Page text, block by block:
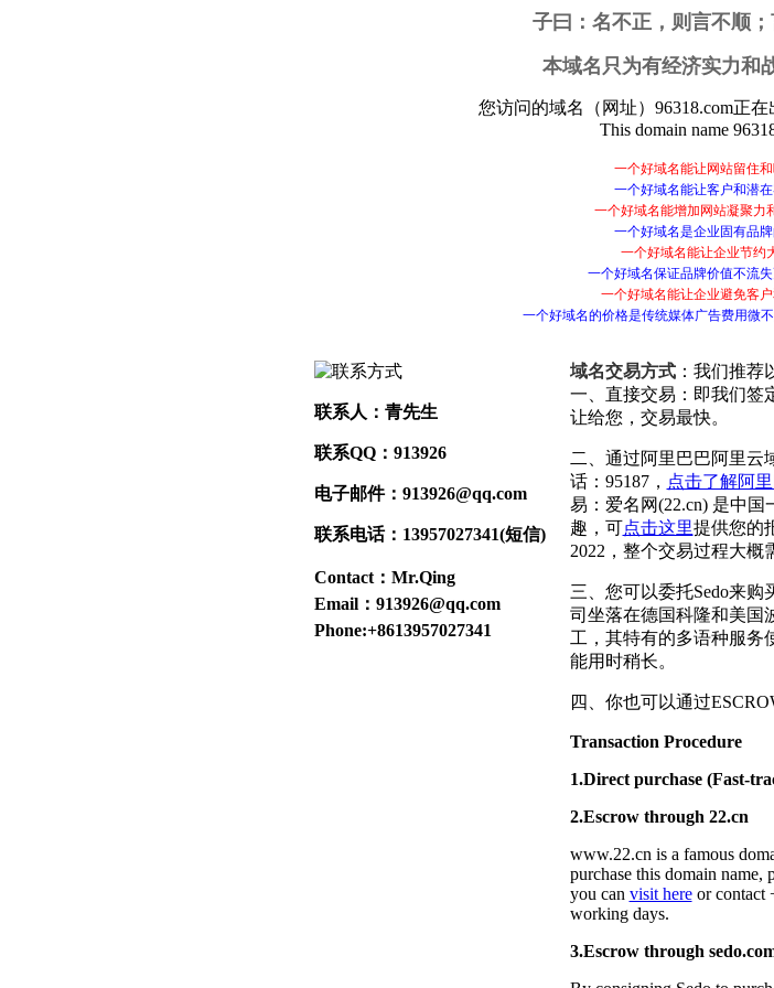
子曰： 名不正，则言不顺
本域名只为有经济实力和
您访问的域名（网址） 96318.com正在
This domain name
一个好域名能让网站留住和
一个好域名能让客户和潜在
一个好域名能增加网站凝聚力
一个好域名是企业固有品牌
一个好域名能让企业节约
一个好域名保证品牌价值不流
一个好域名能让企业避免客
一个好域名的价格是传统媒体广告费用微
联系人：青先生
联系QQ：913926
电子邮件：913926@qq.com
联系电话：13957027341(短信)
Contact：Mr.Qing
Email：913926@qq.com
Phone:+8613957027341
域名交易方式：我们推荐
一、直接交易：即我们签
让给您，交易最快。
二、通过阿里巴巴阿里云
话：95187， 点击了解阿
易：爱名网(22.cn) 是中
趣，可点击这里提供您的
2022，整个交易过程大概
三、您可以委托Sedo来
司坐落在德国科隆和美国
工，其特有的多语种服务
能用时稍长。
四、你也可以通过
Transaction Procedure
1.Direct purchase (Fast-
2.Escrow through 22.cn
www.22.cn is a famous
purchase this domain name,
you can visit hereor contact
working days.
3.Escrow through